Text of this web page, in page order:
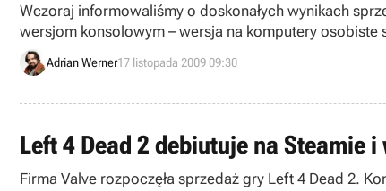
Wczoraj informowaliśmy o doskonałych wynikach
wersjom konsolowym – wersja na komputery osobiste
Adrian Werner17 listopada 2009 09:30
Left 4 Dead 2 debiutuje na Steamie
Firma Valve rozpoczęła sprzedaż gry Left 4 Dead 2.